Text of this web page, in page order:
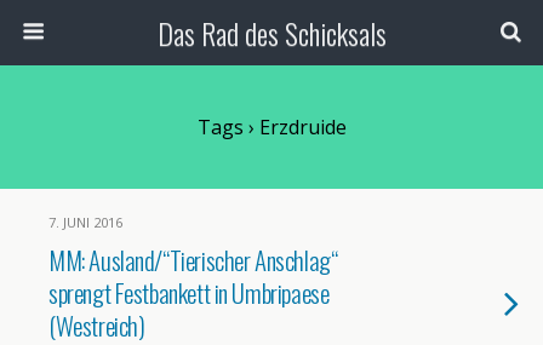
Das Rad des Schicksals
Tags › Erzdruide
7. JUNI 2016
MM: Ausland/“Tierischer Anschlag“
sprengt Festbankett in Umbripaese
(Westreich)